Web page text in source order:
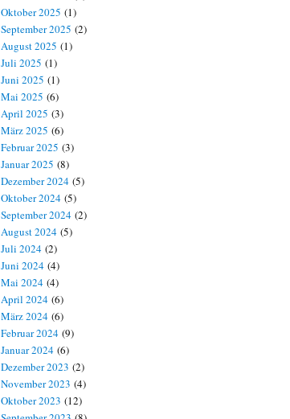
Oktober 2025 (1)
September 2025 (2)
August 2025 (1)
Juli 2025 (1)
Juni 2025 (1)
Mai 2025 (6)
April 2025 (3)
März 2025 (6)
Februar 2025 (3)
Januar 2025 (8)
Dezember 2024 (5)
Oktober 2024 (5)
September 2024 (2)
August 2024 (5)
Juli 2024 (2)
Juni 2024 (4)
Mai 2024 (4)
April 2024 (6)
März 2024 (6)
Februar 2024 (9)
Januar 2024 (6)
Dezember 2023 (2)
November 2023 (4)
Oktober 2023 (12)